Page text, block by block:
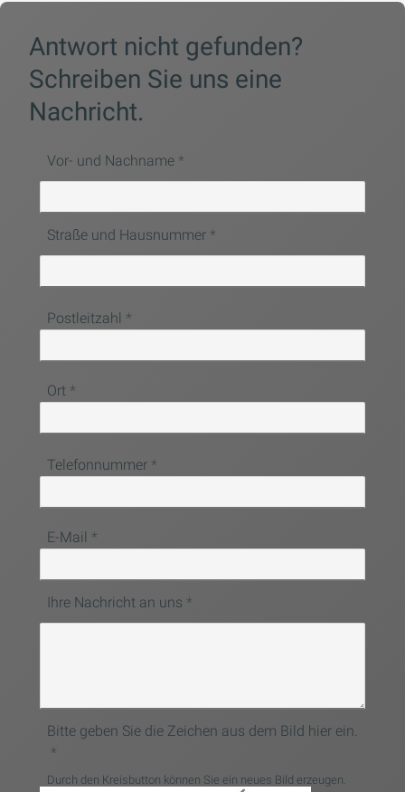
Antwort nicht gefunden?
Schreiben Sie uns eine
Nachricht.
Vor- und Nachname
Straße und Hausnummer
Postleitzahl
Ort
Telefonnummer
E-Mail
Ihre Nachricht an uns
Bitte geben Sie die Zeichen aus dem Bild hier ein.
Durch den Kreisbutton können Sie ein neues Bild erzeugen.